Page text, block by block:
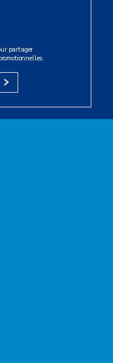
partager